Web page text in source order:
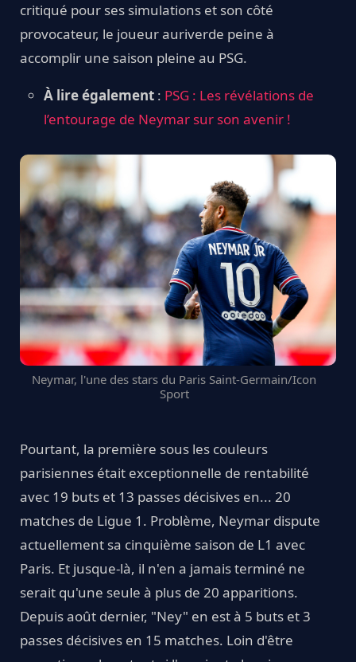
critiqué pour ses simulations et son côté
provocateur, le joueur auriverde peine à
accomplir une saison pleine au PSG.
À lire également : PSG : Les révélations de
l’entourage de Neymar sur son avenir !
Neymar, l'une des stars du Paris Saint-Germain/Icon
Sport
Pourtant, la première sous les couleurs
parisiennes était exceptionnelle de rentabilité
avec 19 buts et 13 passes décisives en... 20
matches de Ligue 1. Problème, Neymar dispute
actuellement sa cinquième saison de L1 avec
Paris. Et jusque-là, il n'en a jamais terminé ne
serait qu'une seule à plus de 20 apparitions.
Depuis août dernier, "Ney" en est à 5 buts et 3
passes décisives en 15 matches. Loin d'être